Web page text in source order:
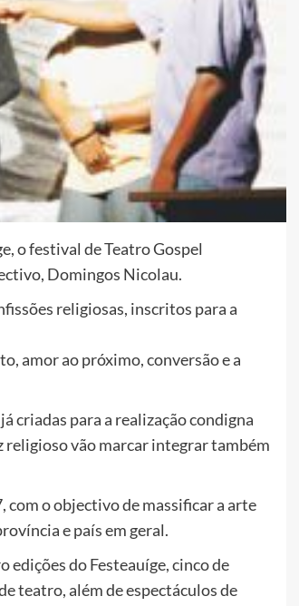
o festival de Teatro Gospel
Domingos Nicolau.
religiosas, inscritos para a
amor ao próximo, conversão e a
criadas para a realização condigna
religioso vão marcar integrar também
com o objectivo de massificar a arte
e país em geral.
do Festeauíge, cinco de
teatro, além de espectáculos de